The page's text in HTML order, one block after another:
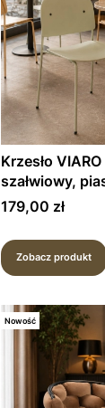
Krzesło
szałwiowy,
Cena
179,00 zł
Zobacz produkt
Nowość